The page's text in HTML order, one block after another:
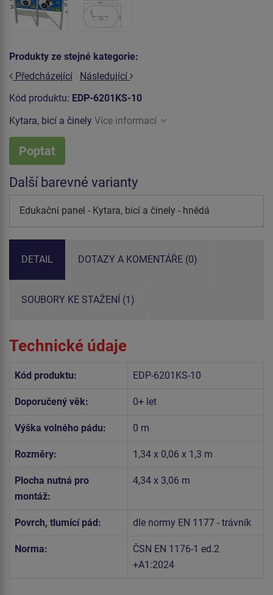
Produkty ze stejné kategorie:
Předcházející
Následující
Kód produktu: EDP-6201KS-10
Kytara, bicí a činely Více informací
Poptat
Další barevné varianty
Edukační panel - Kytara, bicí a činely - hnědá
DETAIL DOTAZY A KOMENTÁŘE (0)
SOUBORY KE STAŽENÍ (1)
Technické údaje
Kód produktu: EDP-6201KS-10
Doporučený věk: 0+ let
Výška volného pádu: 0 m
Rozměry: 1,34 x 0,06 x 1,3 m
Plocha nutná pro
montáž:
4,34 x 3,06 m
Povrch, tlumící pád: dle normy EN 1177 - trávník
Norma:
ČSN EN 1176-1 ed.2
+A1:2024